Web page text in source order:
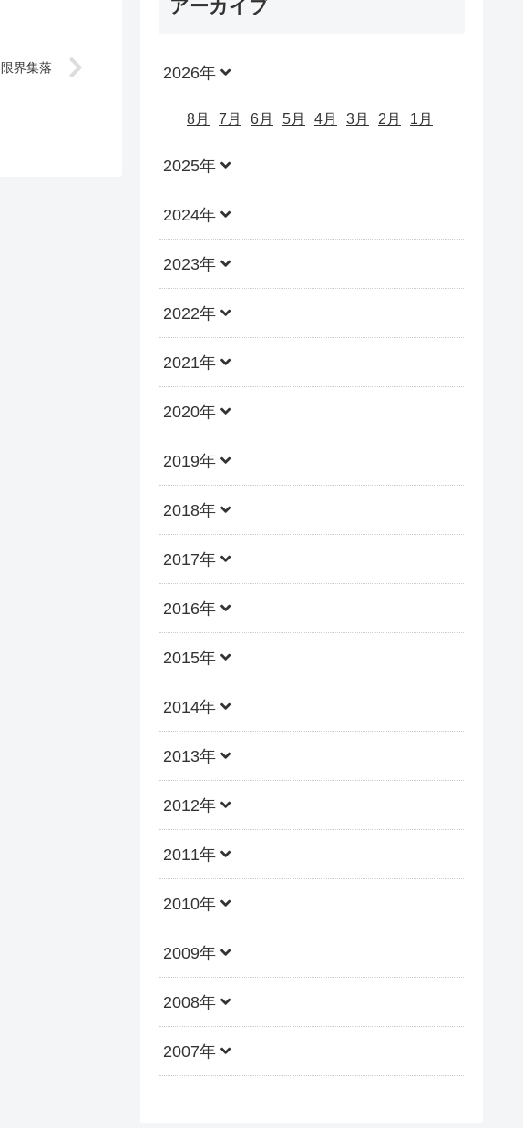
限界集落
アーカイブ
2026年
8月 7月 6月 5月 4月 3月 2月 1月
2025年
2024年
2023年
2022年
2021年
2020年
2019年
2018年
2017年
2016年
2015年
2014年
2013年
2012年
2011年
2010年
2009年
2008年
2007年